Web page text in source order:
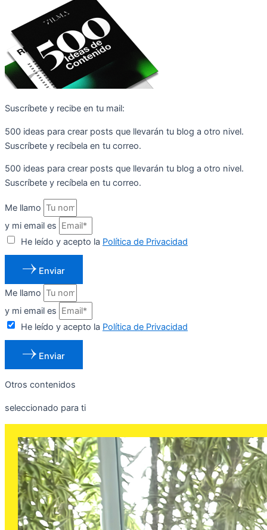
Suscríbete y recibe en tu mail:
500 ideas para crear posts que llevarán tu blog a otro nivel.
Suscríbete y recíbela en tu correo.
500 ideas para crear posts que llevarán tu blog a otro nivel.
Suscríbete y recíbela en tu correo.
Me llamo
y mi email es
He leído y acepto la Política de Privacidad
Enviar
Me llamo
y mi email es
He leído y acepto la Política de Privacidad
Enviar
Otros contenidos
seleccionado para ti